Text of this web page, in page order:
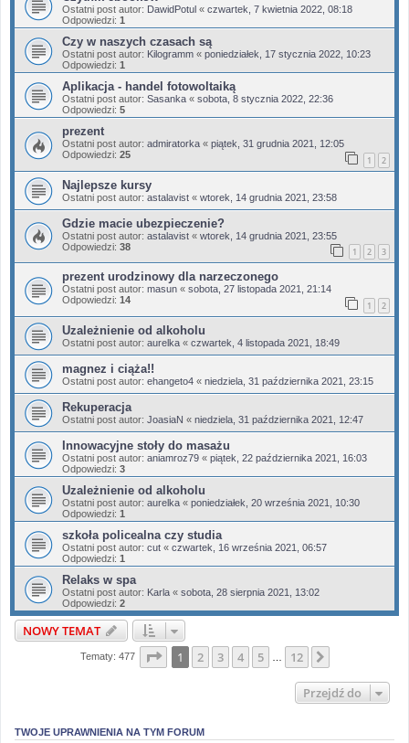
Ostatni post autor: DawidPotul « czwartek, 7 kwietnia 2022, 08:18
Odpowiedzi: 1
Czy w naszych czasach są
Ostatni post autor: Kilogramm « poniedziałek, 17 stycznia 2022, 10:23
Odpowiedzi: 1
Aplikacja - handel fotowoltaiką
Ostatni post autor: Sasanka « sobota, 8 stycznia 2022, 22:36
Odpowiedzi: 5
prezent
Ostatni post autor: admiratorka « piątek, 31 grudnia 2021, 12:05
Odpowiedzi: 25 1 2
Najlepsze kursy
Ostatni post autor: astalavist « wtorek, 14 grudnia 2021, 23:58
Gdzie macie ubezpieczenie?
Ostatni post autor: astalavist « wtorek, 14 grudnia 2021, 23:55
Odpowiedzi: 38 1 2 3
prezent urodzinowy dla narzeczonego
Ostatni post autor: masun « sobota, 27 listopada 2021, 21:14
Odpowiedzi: 14 1 2
Uzależnienie od alkoholu
Ostatni post autor: aurelka « czwartek, 4 listopada 2021, 18:49
magnez i ciąża!!
Ostatni post autor: ehangeto4 « niedziela, 31 października 2021, 23:15
Rekuperacja
Ostatni post autor: JoasiaN « niedziela, 31 października 2021, 12:47
Innowacyjne stoły do masażu
Ostatni post autor: aniamroz79 « piątek, 22 października 2021, 16:03
Odpowiedzi: 3
Uzależnienie od alkoholu
Ostatni post autor: aurelka « poniedziałek, 20 września 2021, 10:30
Odpowiedzi: 1
szkoła policealna czy studia
Ostatni post autor: cut « czwartek, 16 września 2021, 06:57
Odpowiedzi: 1
Relaks w spa
Ostatni post autor: Karla « sobota, 28 sierpnia 2021, 13:02
Odpowiedzi: 2
NOWY TEMAT
Tematy: 477 Strona1 z12
1 2 3 4 5 12
Przejdź do
TWOJE UPRAWNIENIA NA TYM FORUM